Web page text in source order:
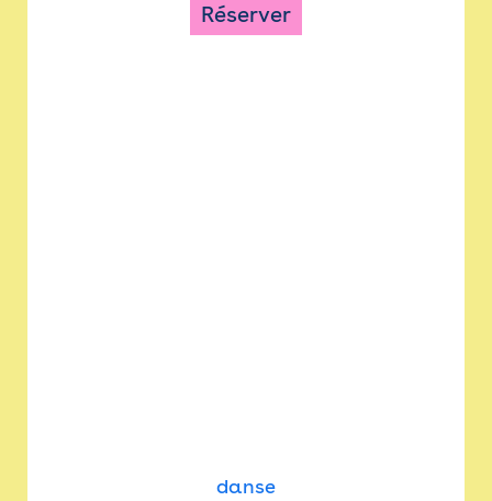
Réserver
danse